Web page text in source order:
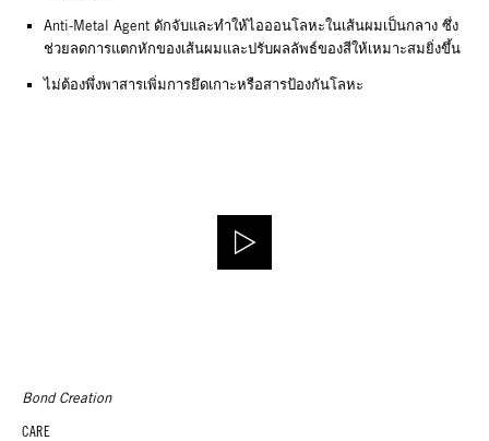
Anti-Metal Agent ดักจับและทำให้ไอออนโลหะในเส้นผมเป็นกลาง ซึ่ง
ช่วยลดการแตกหักของเส้นผมและปรับผลลัพธ์ของสีให้เหมาะสมยิ่งขึ้น
ไม่ต้องพึ่งพาสารเพิ่มการยึดเกาะหรือสารป้องกันโลหะ
Bond Creation
CARE